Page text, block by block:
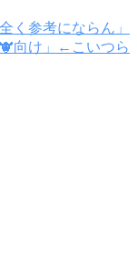
く参考にならん」
向け」←こいつら